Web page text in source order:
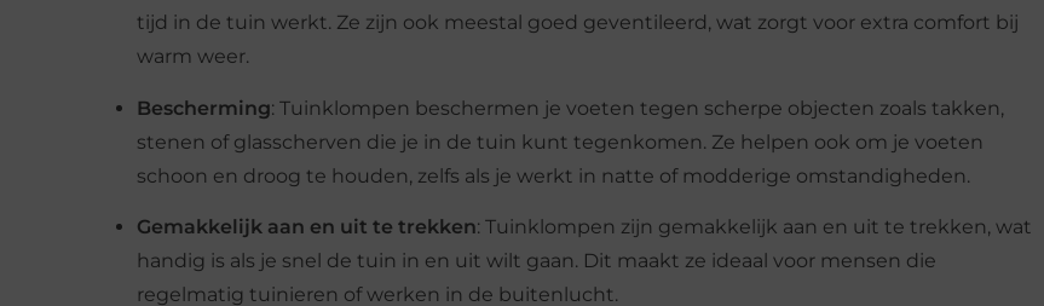
tijd in de tuin werkt. Ze zijn ook meestal goed geventileerd, wat zorgt voor extra comfort bij
warm weer.
Bescherming: Tuinklompen beschermen je voeten tegen scherpe objecten zoals takken,
stenen of glasscherven die je in de tuin kunt tegenkomen. Ze helpen ook om je voeten
schoon en droog te houden, zelfs als je werkt in natte of modderige omstandigheden.
Gemakkelijk aan en uit te trekken: Tuinklompen zijn gemakkelijk aan en uit te trekken, wat
handig is als je snel de tuin in en uit wilt gaan. Dit maakt ze ideaal voor mensen die
regelmatig tuinieren of werken in de buitenlucht.